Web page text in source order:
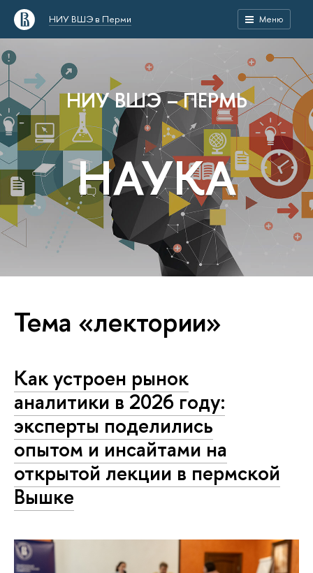
НИУ ВШЭ в Перми Меню
НИУ ВШЭ – ПЕРМЬ
НАУКА
Тема «лектории»
Как устроен рынок
аналитики в 2026 году:
эксперты поделились
опытом и инсайтами на
открытой лекции в пермской
Вышке